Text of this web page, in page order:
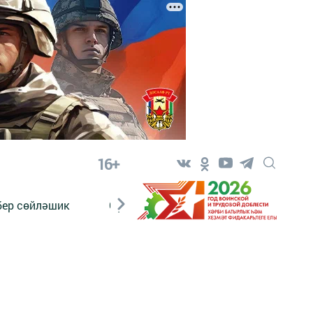
16+
сөйләшик Сүз тарихы Яшь хәбәрче